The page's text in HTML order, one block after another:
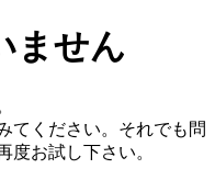
ません
てください。それでも問
度お試し下さい。